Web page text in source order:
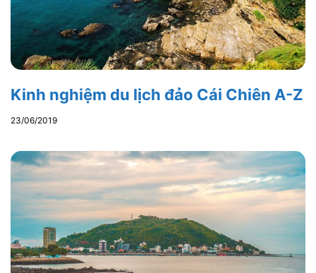
Kinh nghiệm du lịch đảo Cái Chiên A-Z
23/06/2019